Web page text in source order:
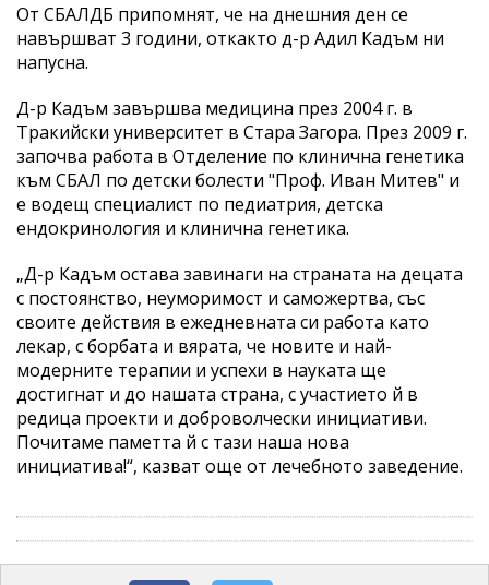
От СБАЛДБ припомнят, че на днешния ден се
навършват 3 години, откакто д-р Адил Кадъм ни
напусна.
Д-р Кадъм завършва медицина през 2004 г. в
Тракийски университет в Стара Загора. През 2009 г.
започва работа в Отделение по клинична генетика
към СБАЛ по детски болести "Проф. Иван Митев" и
е водещ специалист по педиатрия, детска
ендокринология и клинична генетика.
„Д-р Кадъм остава завинаги на страната на децата
с постоянство, неуморимост и саможертва, със
своите действия в ежедневната си работа като
лекар, с борбата и вярата, че новите и най-
модерните терапии и успехи в науката ще
достигнат и до нашата страна, с участието й в
редица проекти и доброволчески инициативи.
Почитаме паметта й с тази наша нова
инициатива!“, казват още от лечебното заведение.